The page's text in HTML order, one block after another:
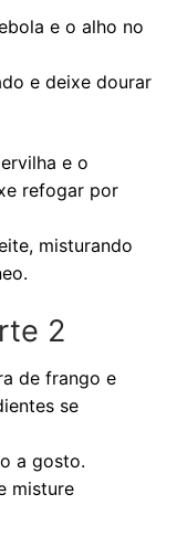
e o alho no
e deixe dourar
e o
refogar por
misturando
2
de frango e
se
a gosto.
misture